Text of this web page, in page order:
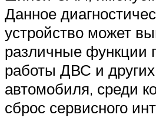
Данное
устройство может
различные функции
работы ДВС и
автомобиля, среди
сброс сервисного